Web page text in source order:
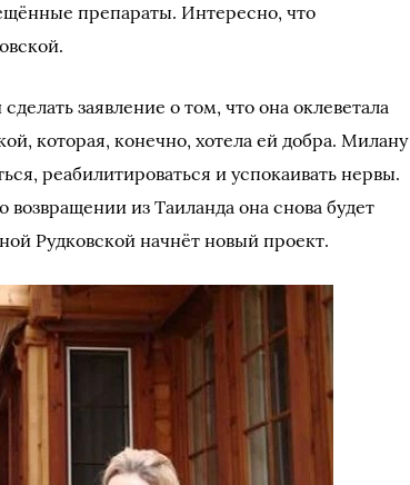
препараты. Интересно, что
заявление о том, что она оклеветала
которая, конечно, хотела ей добра. Милану
реабилитироваться и успокаивать нервы.
из Таиланда она снова будет
Рудковской начнёт новый проект.